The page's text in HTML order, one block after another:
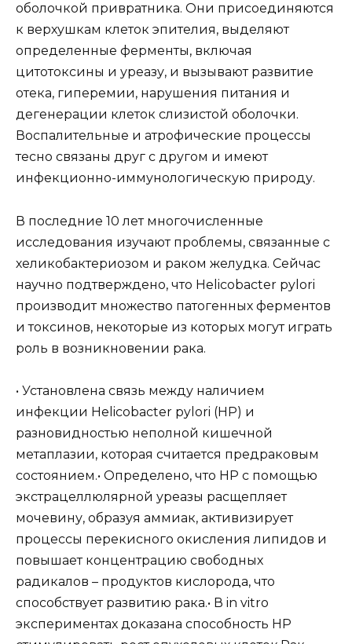
оболочкой привратника. Они присоединяются
к верхушкам клеток эпителия, выделяют
определенные ферменты, включая
цитотоксины и уреазу, и вызывают развитие
отека, гиперемии, нарушения питания и
дегенерации клеток слизистой оболочки.
Воспалительные и атрофические процессы
тесно связаны друг с другом и имеют
инфекционно-иммунологическую природу.
В последние 10 лет многочисленные
исследования изучают проблемы, связанные с
хеликобактериозом и раком желудка. Сейчас
научно подтверждено, что Helicobacter pylori
производит множество патогенных ферментов
и токсинов, некоторые из которых могут играть
роль в возникновении рака.
• Установлена связь между наличием
инфекции Helicobacter pylori (HP) и
разновидностью неполной кишечной
метаплазии, которая считается предраковым
состоянием.• Определено, что HP с помощью
экстрацеллюлярной уреазы расщепляет
мочевину, образуя аммиак, активизирует
процессы перекисного окисления липидов и
повышает концентрацию свободных
радикалов – продуктов кислорода, что
способствует развитию рака.• В in vitro
экспериментах доказана способность HP